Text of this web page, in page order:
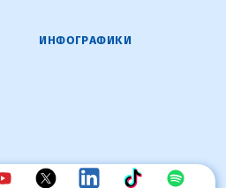
ИНФОГРАФИКИ